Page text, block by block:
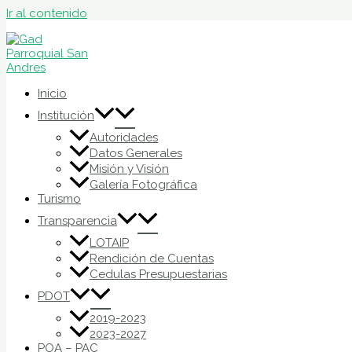
Ir al contenido
Inicio
Institución
Autoridades
Datos Generales
Misión y Visión
Galería Fotográfica
Turismo
Transparencia
LOTAIP
Rendición de Cuentas
Cedulas Presupuestarias
PDOT
2019-2023
2023-2027
POA – PAC